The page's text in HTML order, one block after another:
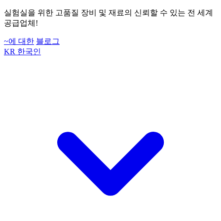
실험실을 위한 고품질 장비 및 재료의 신뢰할 수 있는 전 세계
공급업체!
~에 대한 블로그
KR 한국인